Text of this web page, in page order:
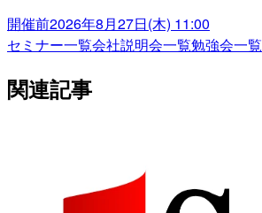
開催前2026年8月27日(木) 11:00
セミナー一覧会社説明会一覧勉強会一覧
関連記事